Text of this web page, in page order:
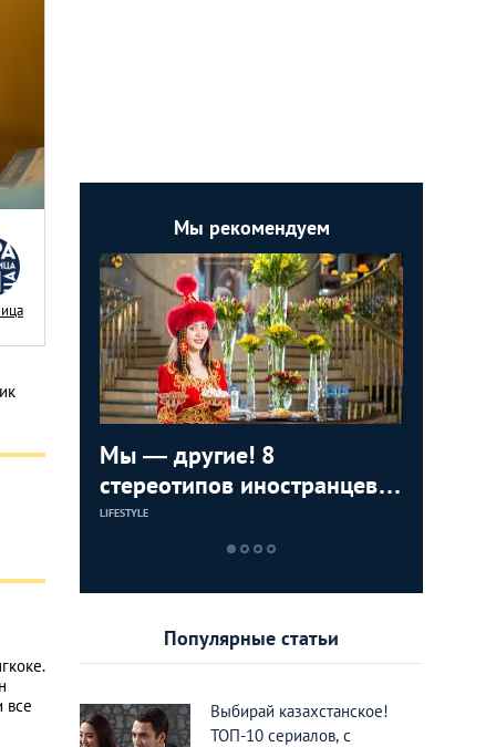
все
Мы рекомендуем
Мы — другие! 8
стереотипов иностранцев о
Казахстане
LIFESTYLE
Популярные статьи
Выбирай казахстанское!
ТОП-10 сериалов, с